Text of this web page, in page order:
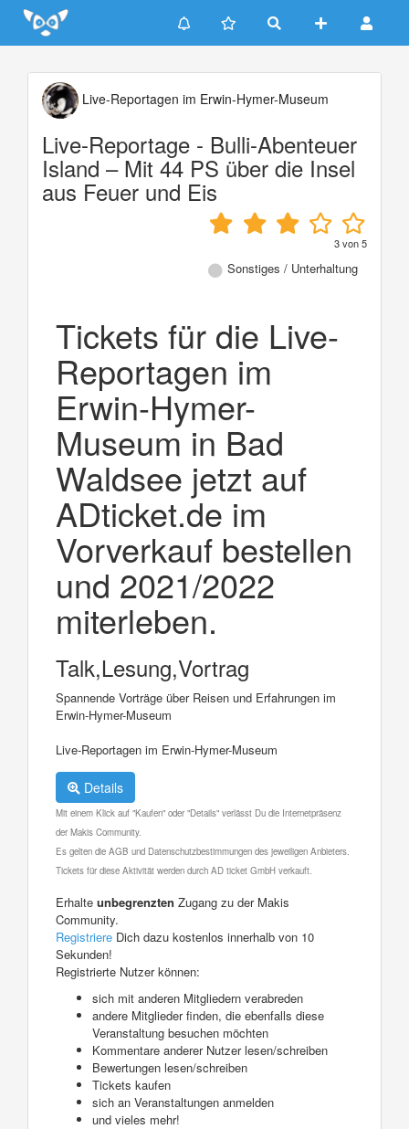
Update cookies preferences
Live-Reportagen im Erwin-Hymer-Museum
Live-Reportage - Bulli-Abenteuer
Island – Mit 44 PS über die Insel
aus Feuer und Eis
3von5
Sonstiges / Unterhaltung
Tickets für die Live-
Reportagen im
Erwin-Hymer-
Museum in Bad
Waldsee jetzt auf
ADticket.de im
Vorverkauf bestellen
und 2021/2022
miterleben.
Talk,Lesung,Vortrag
Spannende Vorträge über Reisen und Erfahrungen im
Erwin-Hymer-Museum
Live-Reportagen im Erwin-Hymer-Museum
Details
Mit einem Klick auf "Kaufen" oder "Details" verlässt Du die Internetpräsenz
der Makis Community.
Es gelten die AGB und Datenschutzbestimmungen des jeweiligen Anbieters.
Tickets für diese Aktivität werden durch AD ticket GmbH verkauft.
Erhalte unbegrenzten Zugang zu der Makis
Community.
Registriere Dich dazu kostenlos innerhalb von 10
Sekunden!
Registrierte Nutzer können:
sich mit anderen Mitgliedern verabreden
andere Mitglieder finden, die ebenfalls diese
Veranstaltung besuchen möchten
Kommentare anderer Nutzer lesen/schreiben
Bewertungen lesen/schreiben
Tickets kaufen
sich an Veranstaltungen anmelden
und vieles mehr!